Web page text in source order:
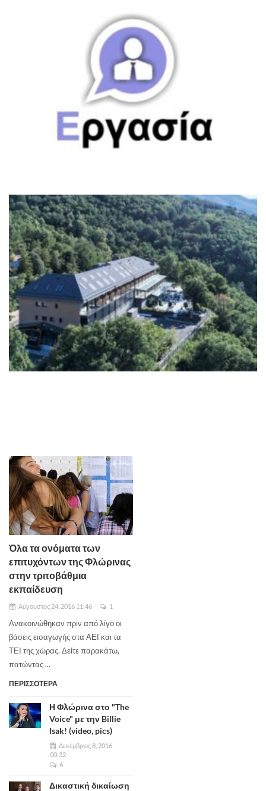
Όλα τα ονόματα των
επιτυχόντων της Φλώρινας
στην τριτοβάθμια
εκπαίδευση
Αύγουστος 24, 2016 11:46 1
Ανακοινώθηκαν πριν από λίγο οι
βάσεις εισαγωγής στα ΑΕΙ και τα
ΤΕΙ της χώρας. Δείτε παρακάτω,
πατώντας ...
ΠΕΡΙΣΣΟΤΕΡΑ
Η Φλώρινα στο "The
Voice" με την Billie
Isak! (video, pics)
Δεκέμβριος 8, 2016
00:32
6
Δικαστική δικαίωση